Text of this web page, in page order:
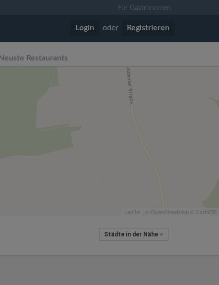
Für Gastronomen
Login oder Registrieren
Neuste Restaurants
Leaflet | © OpenStreetMap © CartoDB
Städte in der Nähe